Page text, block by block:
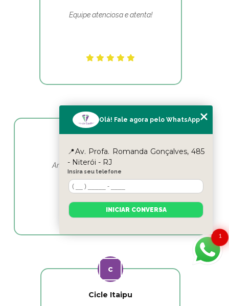
Equipe atenciosa e atenta!
Amo esse lugar e as profissionais em
fisioterapia as melhores
Cicle Itaipu
1
Olá! Fale agora pelo WhatsApp
📍Av. Profa. Romanda Gonçalves, 485
- Niterói - RJ
Insira seu telefone
INICIAR CONVERSA